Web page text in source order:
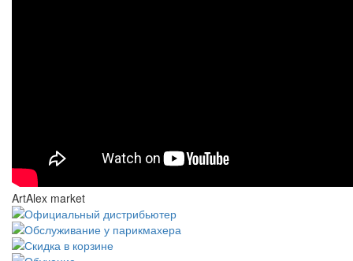
ArtAlex market